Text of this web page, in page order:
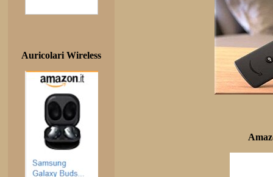
Auricolari Wireless